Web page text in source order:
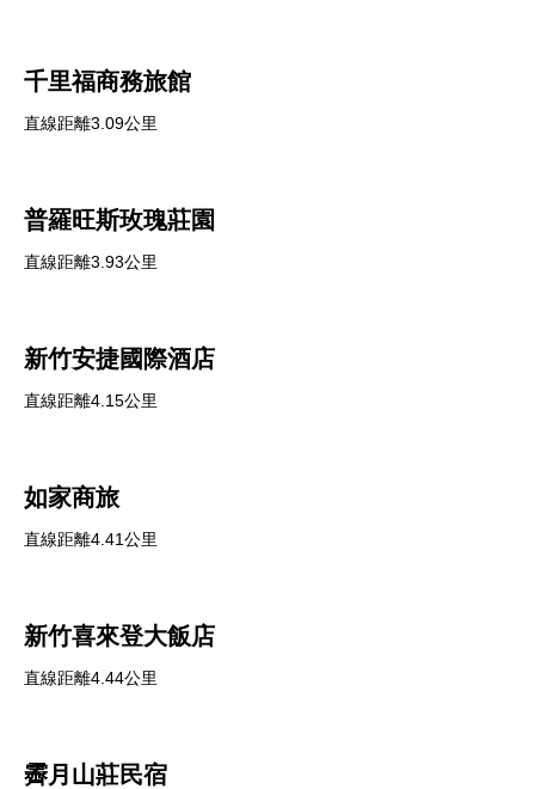
千里福商務旅館
直線距離3.09公里
普羅旺斯玫瑰莊園
直線距離3.93公里
新竹安捷國際酒店
直線距離4.15公里
如家商旅
直線距離4.41公里
新竹喜來登大飯店
直線距離4.44公里
霽月山莊民宿